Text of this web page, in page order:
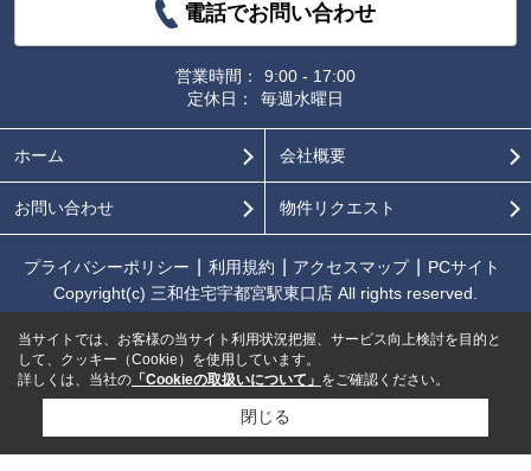
電話でお問い合わせ
営業時間：
9:00 - 17:00
定休日：
毎週水曜日
ホーム 会社概要
お問い合わせ 物件リクエスト
プライバシーポリシー 利用規約 アクセスマップ
PCサイト
Copyright(c) 三和住宅宇都宮駅東口店 All rights reserved.
当サイトでは、お客様の当サイト利用状況把握、サービス向上検討を目的と
して、クッキー（Cookie）を使用しています。
詳しくは、当社の 「Cookieの取扱いについて」 をご確認ください。
閉じる